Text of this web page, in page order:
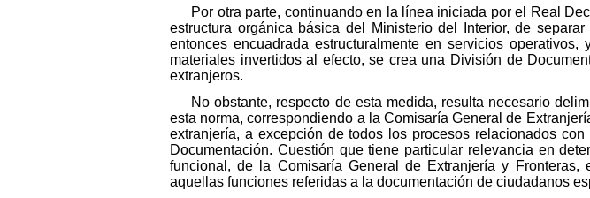
Por otra parte, continuando en la línea iniciada por el Real
estructura orgánica básica del Ministerio del Interior, de
entonces encuadrada estructuralmente en servicios
materiales invertidos al efecto, se crea una División de
extranjeros.
No obstante, respecto de esta medida, resulta necesario
esta norma, correspondiendo a la Comisaría General de
extranjería, a excepción de todos los procesos relacionados
Documentación. Cuestión que tiene particular relevancia en
funcional, de la Comisaría General de Extranjería y
aquellas funciones referidas a la documentación de ciudadanos